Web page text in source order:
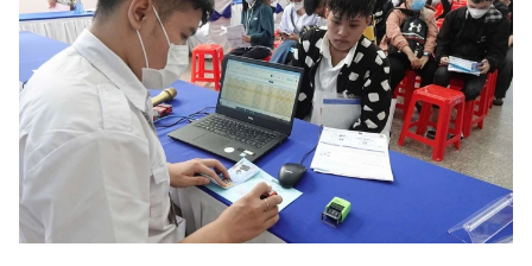
Theo dõi báo trên
Hotline
0906 645 777
Liên hệ quảng cáo
0908 780 404